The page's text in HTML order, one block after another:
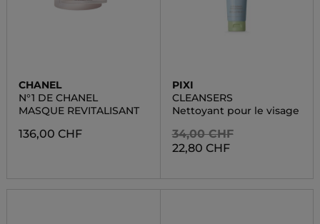
CHANEL
N°1 DE CHANEL
MASQUE REVITALISANT
136,00 CHF
PIXI
CLEANSERS
Nettoyant pour le visage
34,00 CHF
22,80 CHF